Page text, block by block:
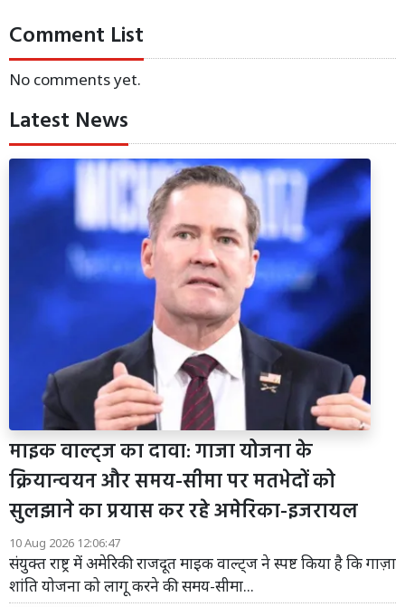
Comment List
No comments yet.
Latest News
माइक वाल्ट्ज का दावा: गाजा योजना के
क्रियान्वयन और समय-सीमा पर मतभेदों को
सुलझाने का प्रयास कर रहे अमेरिका-इजरायल
10 Aug 2026 12:06:47
संयुक्त राष्ट्र में अमेरिकी राजदूत माइक वाल्ट्ज ने स्पष्ट किया है कि गाज़ा
शांति योजना को लागू करने की समय-सीमा...